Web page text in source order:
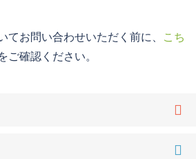
てお問い合わせいただく前に、 こち
ご確認ください。